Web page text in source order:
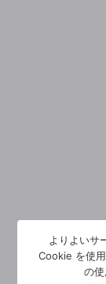
よりよいサ
Cookie を使
の使